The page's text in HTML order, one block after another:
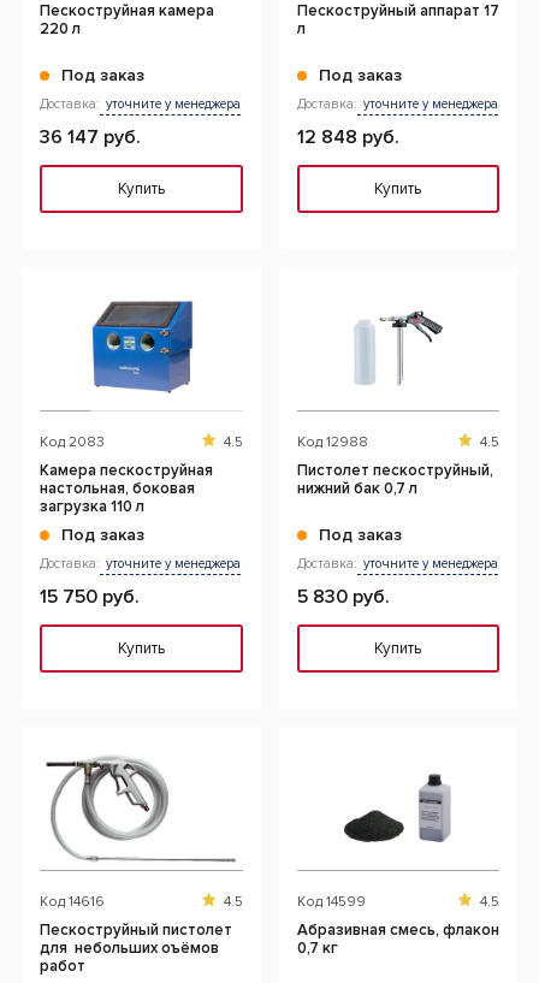
Пескоструйная камера
220 л
Под заказ
Доставка: уточните у менеджера
36 147 руб.
Купить
Пескоструйный аппарат 17
л
Под заказ
Доставка: уточните у менеджера
12 848 руб.
Купить
Код 2083 4.5
Камера пескоструйная
настольная, боковая
загрузка 110 л
Под заказ
Доставка: уточните у менеджера
15 750 руб.
Купить
Код 12988 4.5
Пистолет пескоструйный,
нижний бак 0,7 л
Под заказ
Доставка: уточните у менеджера
5 830 руб.
Купить
Код 14616 4.5
Пескоструйный пистолет
для небольших оъёмов
работ
Код 14599 4.5
Абразивная смесь, флакон
0,7 кг